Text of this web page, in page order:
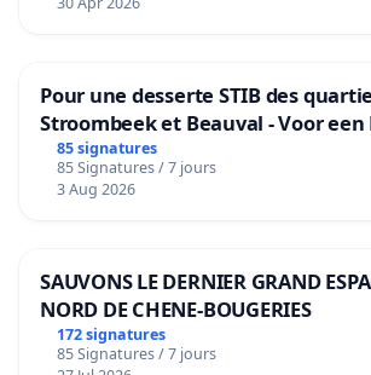
Pour une desserte STIB des
Stroombeek et Beauval - Voor een
bediening van de wijken
Voor
85 signatures
85 Signatures / 7 jours
3 Aug 2026
SAUVONS LE DERNIER GRAND
NORD DE CHENE-BOUGERIES
172 signatures
85 Signatures / 7 jours